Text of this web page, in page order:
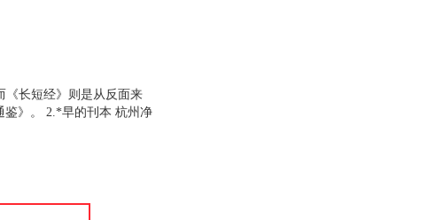
手机通讯
数码影音
《长短经》则是从反面来
鉴》。 2.*早的刊本 杭州净
管，所以在社会上极少流
《长短经》，这是目前发